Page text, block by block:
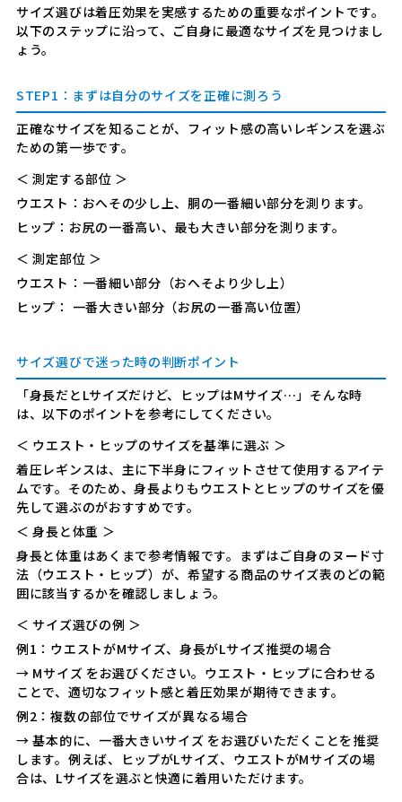
サイズ選びは着圧効果を実感するための重要なポイントです。
以下のステップに沿って、ご自身に最適なサイズを見つけまし
ょう。
STEP1：まずは自分のサイズを正確に測ろう
正確なサイズを知ることが、フィット感の高いレギンスを選ぶ
ための第一歩です。
＜ 測定する部位 ＞
ウエスト： おへその少し上、胴の一番細い部分を測ります。
ヒップ： お尻の一番高い、最も大きい部分を測ります。
＜ 測定部位 ＞
ウエスト： 一番細い部分（おへそより少し上）
ヒップ： 一番大きい部分（お尻の一番高い位置）
サイズ選びで迷った時の判断ポイント
「身長だとLサイズだけど、ヒップはMサイズ…」そんな時
は、以下のポイントを参考にしてください。
＜ ウエスト・ヒップのサイズを基準に選ぶ ＞
着圧レギンスは、主に下半身にフィットさせて使用するアイテ
ムです。そのため、身長よりもウエストとヒップのサイズを優
先して選ぶのがおすすめです。
＜ 身長と体重 ＞
身長と体重はあくまで参考情報です。まずはご自身のヌード寸
法（ウエスト・ヒップ）が、希望する商品のサイズ表のどの範
囲に該当するかを確認しましょう。
＜ サイズ選びの例 ＞
例1：ウエストがMサイズ、身長がLサイズ推奨の場合
→ Mサイズ をお選びください。ウエスト・ヒップに合わせる
ことで、適切なフィット感と着圧効果が期待できます。
例2：複数の部位でサイズが異なる場合
→ 基本的に、一番大きいサイズ をお選びいただくことを推奨
します。例えば、ヒップがLサイズ、ウエストがMサイズの場
合は、Lサイズを選ぶと快適に着用いただけます。